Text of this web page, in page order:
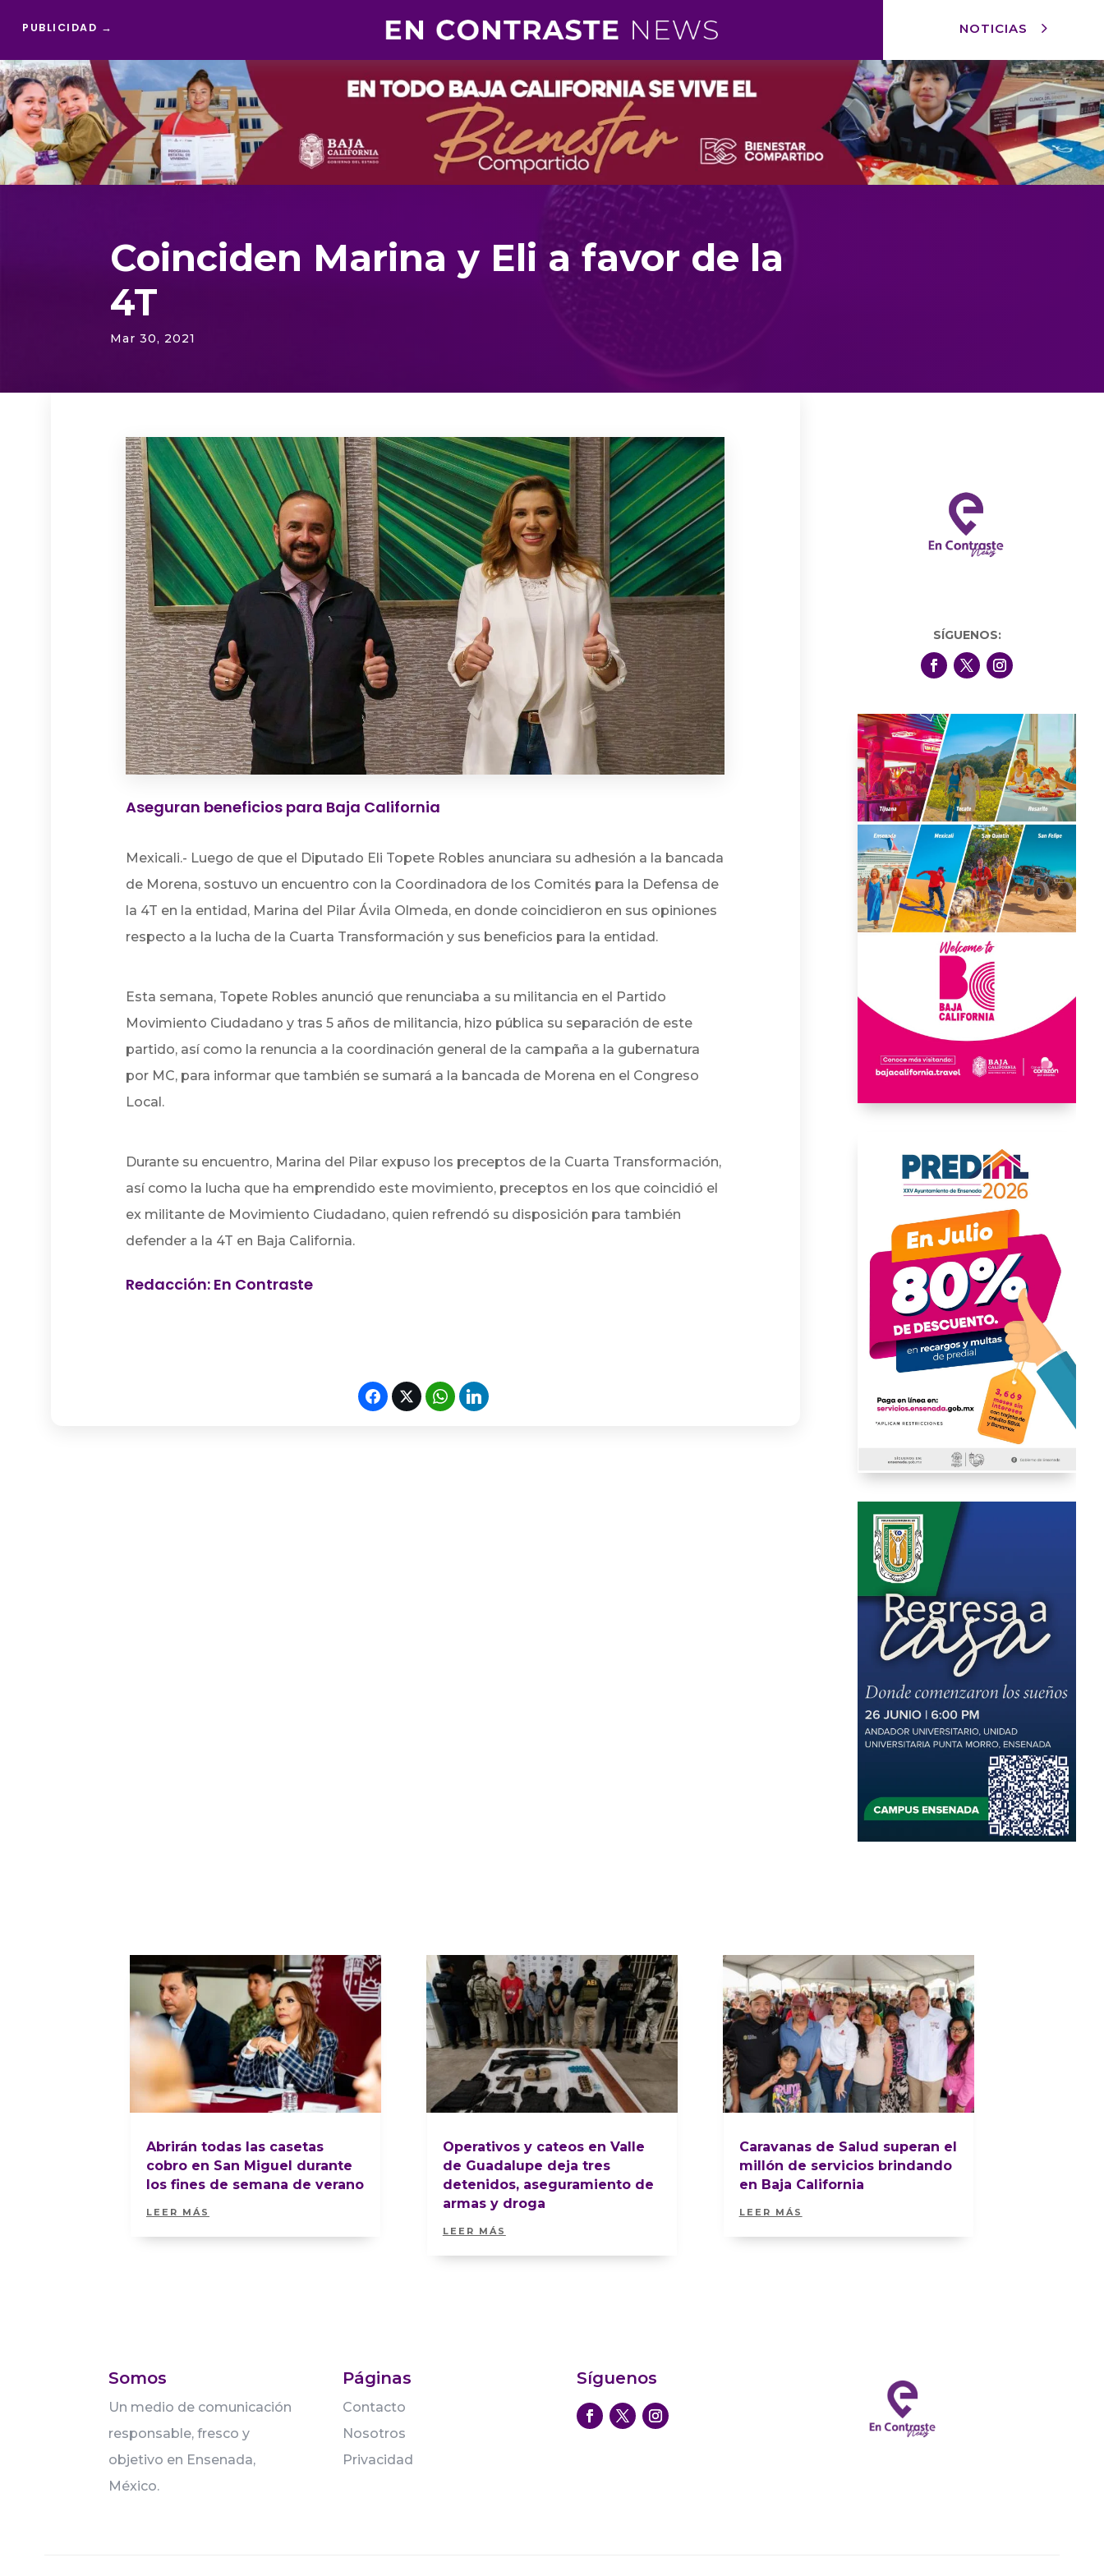
PUBLICIDAD → NOTICIAS
Reproductor
de
vídeo
Coinciden Marina y Eli a favor de la
4T
Mar 30, 2021
Aseguran beneficios para Baja California
Mexicali.- Luego de que el Diputado Eli Topete Robles anunciara su adhesión a la bancada
de Morena, sostuvo un encuentro con la Coordinadora de los Comités para la Defensa de
la 4T en la entidad, Marina del Pilar Ávila Olmeda, en donde coincidieron en sus opiniones
respecto a la lucha de la Cuarta Transformación y sus beneficios para la entidad.
Esta semana, Topete Robles anunció que renunciaba a su militancia en el Partido
Movimiento Ciudadano y tras 5 años de militancia, hizo pública su separación de este
partido, así como la renuncia a la coordinación general de la campaña a la gubernatura
por MC, para informar que también se sumará a la bancada de Morena en el Congreso
Local.
Durante su encuentro, Marina del Pilar expuso los preceptos de la Cuarta Transformación,
así como la lucha que ha emprendido este movimiento, preceptos en los que coincidió el
ex militante de Movimiento Ciudadano, quien refrendó su disposición para también
defender a la 4T en Baja California.
Redacción: En Contraste
SÍGUENOS:
Abrirán todas las casetas
cobro en San Miguel durante
los fines de semana de verano
LEER MÁS
Operativos y cateos en Valle
de Guadalupe deja tres
detenidos, aseguramiento de
armas y droga
LEER MÁS
Caravanas de Salud superan el
millón de servicios brindando
en Baja California
LEER MÁS
Somos
Un medio de comunicación
responsable, fresco y
objetivo en Ensenada,
México.
Páginas
Contacto
Nosotros
Privacidad
Síguenos